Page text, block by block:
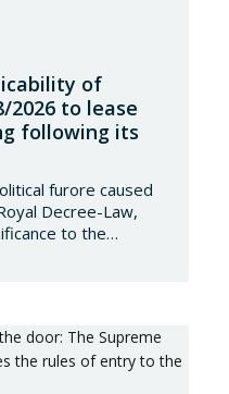
of
2026 to lease
following its
furore caused
Decree-Law,
to the